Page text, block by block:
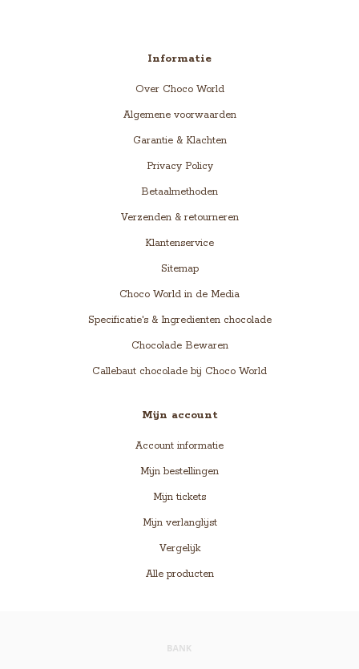
Informatie
Over Choco World
Algemene voorwaarden
Garantie & Klachten
Privacy Policy
Betaalmethoden
Verzenden & retourneren
Klantenservice
Sitemap
Choco World in de Media
Specificatie's & Ingredienten chocolade
Chocolade Bewaren
Callebaut chocolade bij Choco World
Mijn account
Account informatie
Mijn bestellingen
Mijn tickets
Mijn verlanglijst
Vergelijk
Alle producten